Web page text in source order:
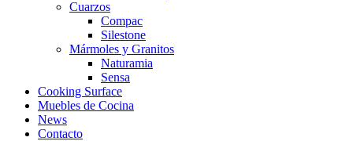
Cuarzos
Compac
Silestone
Mármoles y Granitos
Naturamia
Sensa
Cooking Surface
Muebles de Cocina
News
Contacto